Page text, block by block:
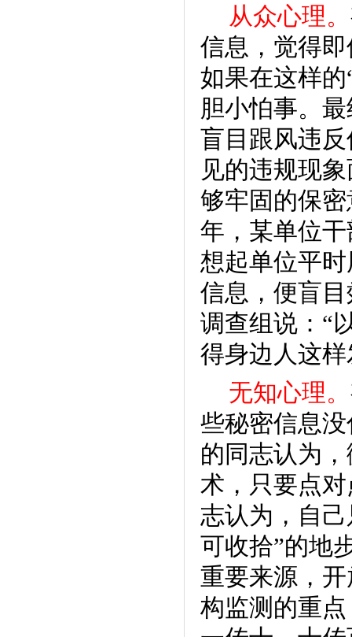
从众心理。
信息，觉得
如果在这样
胆小怕事。
盲目跟风违
见的违规现
够牢固的保
年，某单位
想起单位平
信息，便盲
调查组说：“
得身边人这
无知心理。
些秘密信息
的同志认为
术，只要点
志认为，自
可收拾”的地
重要来源，
构监测的重